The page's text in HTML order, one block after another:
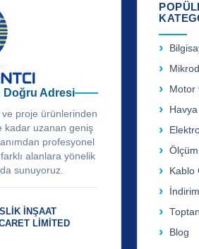
Doğru Adresi
proje ürünlerinden
kadar uzanan geniş
profesyonel
alanlara yönelik
sunuyoruz.
İNŞAAT
LİMİTED
Motor
Kablo
Blog